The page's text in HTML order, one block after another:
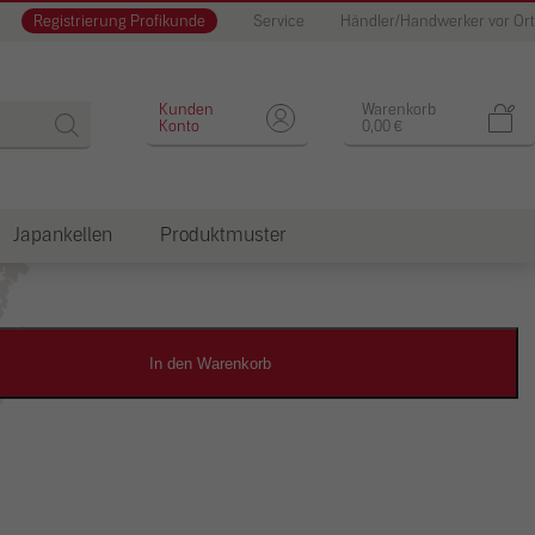
Registrierung Profikunde Service Händler/Handwerker vor Ort
Warenkorb
0,00 €
Kunden
Konto
Japankellen Produktmuster
Designputz
In den Warenkorb